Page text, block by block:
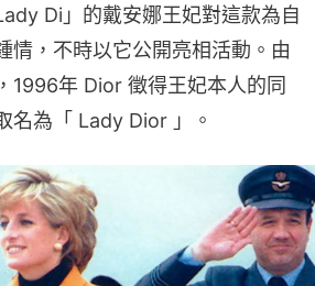
Di」的戴安娜王妃對這款為自
情，不時以它公開亮相活動。由
1996年 Dior 徵得王妃本人的同
名為「 Lady Dior 」。